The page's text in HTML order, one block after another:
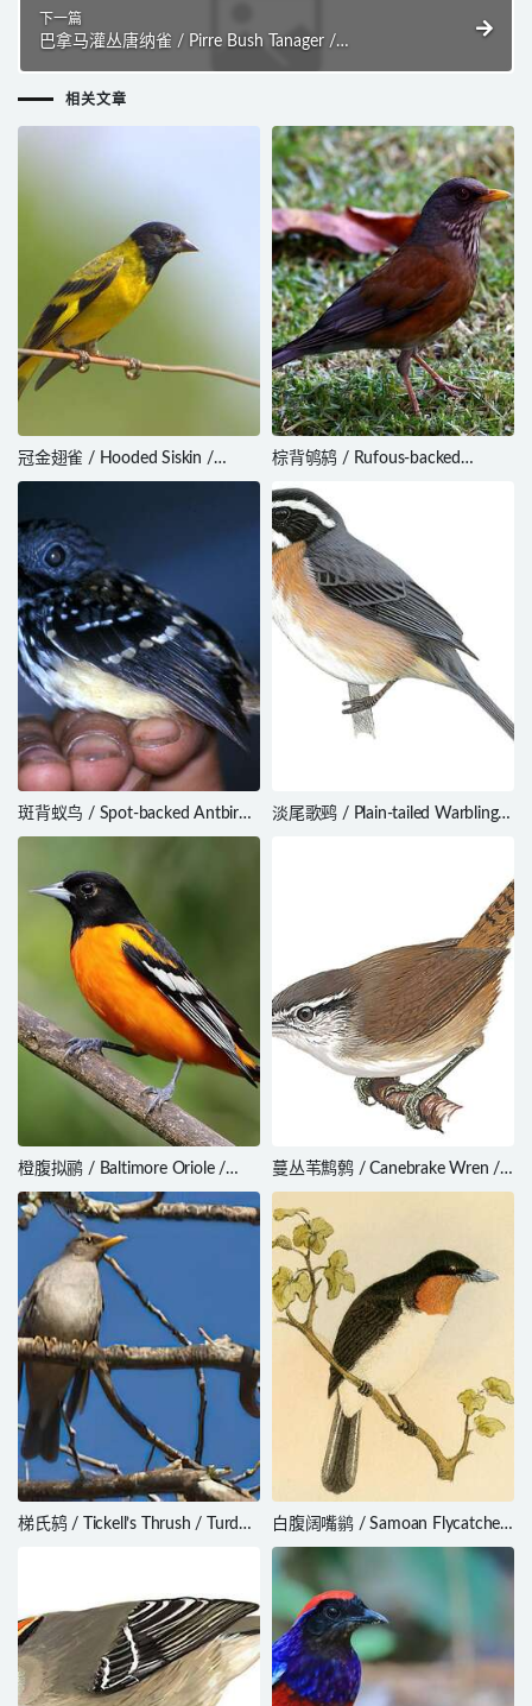
下一篇
巴拿马灌丛唐纳雀 / Pirre Bush Tanager /
相关文章
冠金翅雀 / Hooded Siskin /
Spinus magellanicus
棕背鸲鸫 / Rufous-backed
斑背蚁鸟 / Spot-backed Antbird /
Hylophylax naevius
淡尾歌鹀 / Plain-tailed Warbling
橙腹拟鹂 / Baltimore Oriole /
Icterus galbula
蔓丛苇鹪鹩 / Canebrake Wren /
Cantorchilus zeledoni
梯氏鸫 / Tickell’s Thrush / Turdus
白腹阔嘴鹟 / Samoan Flycatcher
/ Myiagra albiventris